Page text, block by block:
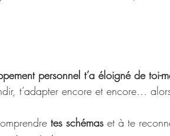
personnel t’a éloigné de toi-
t’adapter encore et encore…
tes schémas et à te